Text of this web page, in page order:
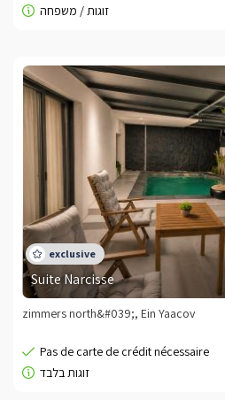
Suite Narcisse
zimmers north&#039;, Ein Yaacov